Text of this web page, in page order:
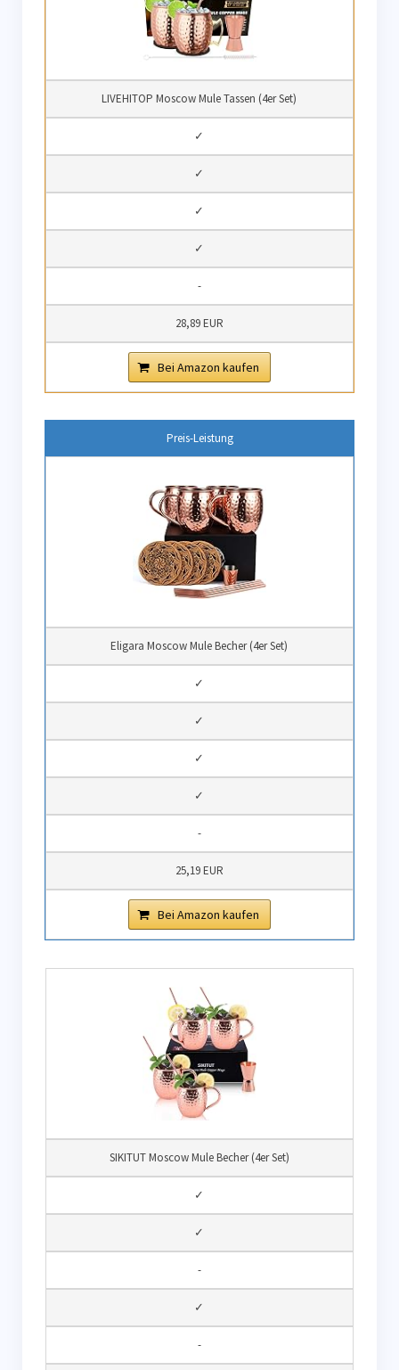
LIVEHITOP Moscow Mule Tassen (4er Set)
✓
✓
✓
✓
-
28,89 EUR
Bei Amazon kaufen
Preis-Leistung
Eligara Moscow Mule Becher (4er Set)
✓
✓
✓
✓
-
25,19 EUR
Bei Amazon kaufen
SIKITUT Moscow Mule Becher (4er Set)
✓
✓
-
✓
-